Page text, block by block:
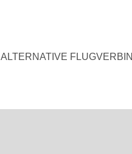
ALTERNATIVE